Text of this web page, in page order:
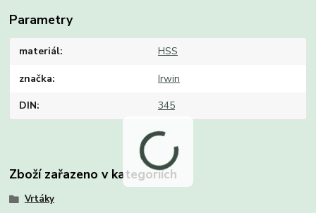
Parametry
materiál HSS
značka Irwin
DIN 345
Zboží zařazeno v kategoriích
Vrtáky